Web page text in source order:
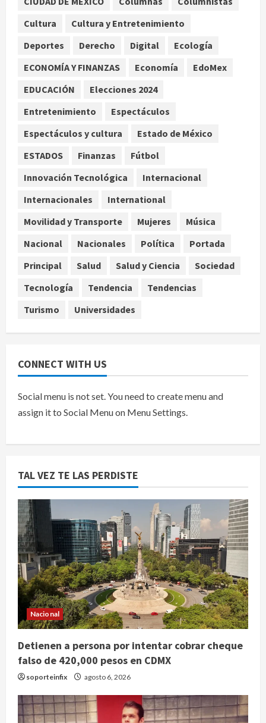
Perez Hilton es hospitalizado tras
autolesionarse en vivo por TikTok
agosto 6, 2026
Aficionado encara a Mikel Arriola en
vuelo y exige regreso del ascenso
4
Salud
Sectores obrero y empresarial
piden al IMSS nuevo hospital en
agosto 6, 2026
Nacional
Falla en sistema Booster de El
de Tijuana
Cultura
Cultura y Entretenimiento
Deportes
Derecho Digital
Ecología
ECONOMÍA Y FINANZAS
Economía
EdoMex
EDUCACIÓN
Elecciones 2024
Entretenimiento
Espectáculos
Espectáculos y cultura
Estado de México
ESTADOS
Finanzas
Fútbol
Innovación Tecnológica
Internacional
Internacionales
International
Movilidad y Transporte
Mujeres
Música
Nacional
Nacionales Política
Portada
Principal
Salud Salud y Ciencia
Sociedad
Tecnología
Tendencia
Tendencias
Turismo
Universidades
CONNECT WITH US
Social menu is not set. You need to create menu and
assign it to Social Menu on Menu Settings.
TAL VEZ TE LAS PERDISTE
Nacional
Detienen a persona por intentar cobrar cheque
falso de 420,000 pesos en CDMX
soporteinfix agosto 6, 2026